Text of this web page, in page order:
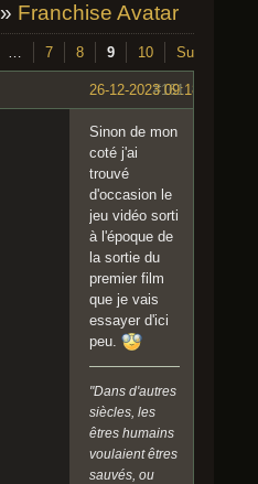
» Franchise Avatar
… 7 8 9 10 Suivant
#161
26-12-2023 09:18:01
Sinon de mon
coté j'ai
trouvé
d'occasion le
jeu vidéo sorti
à l'époque de
la sortie du
premier film
que je vais
essayer d'ici
peu.
"Dans d'autres
siècles, les
êtres humains
voulaient êtres
sauvés, ou